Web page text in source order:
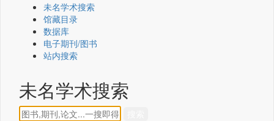
未名学术搜索
馆藏目录
数据库
电子期刊/图书
站内搜索
未名学术搜索